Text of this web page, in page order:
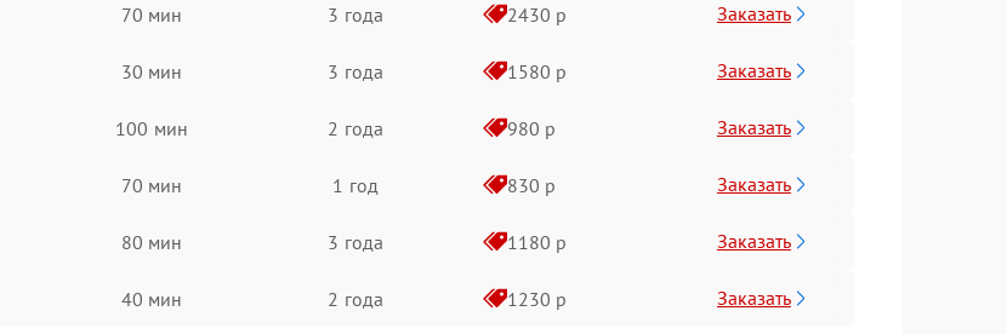
70 мин 3 года 2430 р Заказать
30 мин 3 года 1580 р Заказать
100 мин 2 года 980 р Заказать
70 мин 1 год 830 р Заказать
80 мин 3 года 1180 р Заказать
40 мин 2 года 1230 р Заказать